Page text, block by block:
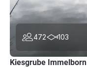
472 103
Kiesgrube Immelborn